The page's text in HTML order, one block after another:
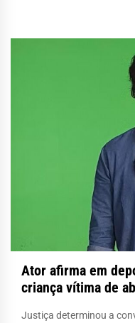
Ator afirma em
criança vítima de
Justiça determinou a